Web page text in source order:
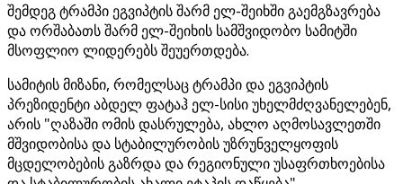
შემდეგ ტრამპი ეგვიპტის შარმ ელ-შეიხში გაემგზავრება
და ორშაბათს შარმ ელ-შეიხის სამშვიდობო სამიტში
მსოფლიო ლიდერებს შეუერთდება.
სამიტის მიზანი, რომელსაც ტრამპი და ეგვიპტის
პრეზიდენტი აბდელ ფატაჰ ელ-სისი უხელმძღვანელებენ,
არის "ღაზაში ომის დასრულება, ახლო აღმოსავლეთში
მშვიდობისა და სტაბილურობის უზრუნველყოფის
მცდელობების გაზრდა და რეგიონული უსაფრთხოებისა